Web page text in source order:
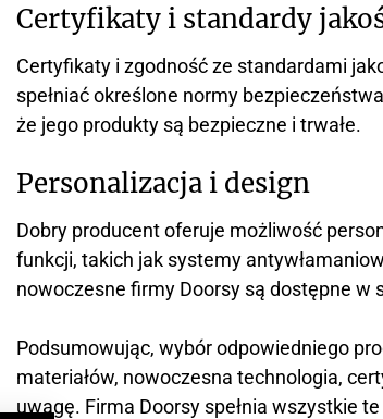
Certyfikaty i standardy
Certyfikaty i zgodność ze standardami
spełniać określone normy
że jego produkty są bezpieczne i trwałe.
Personalizacja i design
Dobry producent oferuje możliwość
funkcji, takich jak systemy
nowoczesne firmy Doorsy są dostępne w
Podsumowując, wybór odpowiedniego
materiałów, nowoczesna technologia,
uwagę. Firma Doorsy spełnia wszystkie